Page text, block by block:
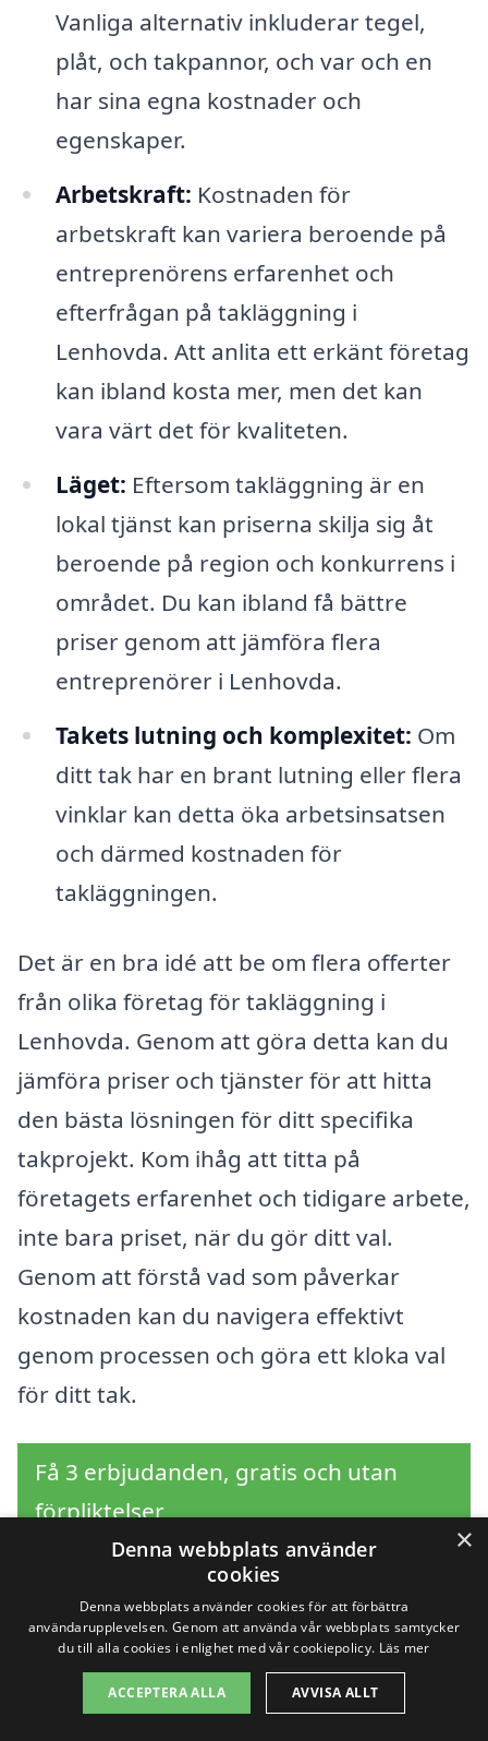
Vanliga alternativ inkluderar tegel,
plåt, och takpannor, och var och en
har sina egna kostnader och
egenskaper.
Arbetskraft: Kostnaden för
arbetskraft kan variera beroende på
entreprenörens erfarenhet och
efterfrågan på takläggning i
Lenhovda. Att anlita ett erkänt företag
kan ibland kosta mer, men det kan
vara värt det för kvaliteten.
Läget: Eftersom takläggning är en
lokal tjänst kan priserna skilja sig åt
beroende på region och konkurrens i
området. Du kan ibland få bättre
priser genom att jämföra flera
entreprenörer i Lenhovda.
Takets lutning och komplexitet: Om
ditt tak har en brant lutning eller flera
vinklar kan detta öka arbetsinsatsen
och därmed kostnaden för
takläggningen.
Det är en bra idé att be om flera offerter
från olika företag för takläggning i
Lenhovda. Genom att göra detta kan du
jämföra priser och tjänster för att hitta
den bästa lösningen för ditt specifika
takprojekt. Kom ihåg att titta på
företagets erfarenhet och tidigare arbete,
inte bara priset, när du gör ditt val.
Genom att förstå vad som påverkar
kostnaden kan du navigera effektivt
genom processen och göra ett kloka val
för ditt tak.
Få 3 erbjudanden, gratis och utan
förpliktelser
Sök efter en
professionell för
×
Denna webbplats använder
cookies
Denna webbplats använder cookies för att förbättra
användarupplevelsen. Genom att använda vår webbplats samtycker
du till alla cookies i enlighet med vår cookiepolicy. Läs mer
ACCEPTERA ALLA AVVISA ALLT